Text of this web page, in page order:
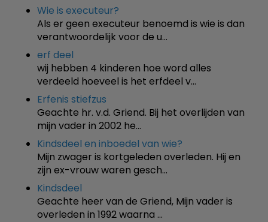
Wie is executeur?
Als er geen executeur benoemd is wie is dan
verantwoordelijk voor de u…
erf deel
wij hebben 4 kinderen hoe word alles
verdeeld hoeveel is het erfdeel v…
Erfenis stiefzus
Geachte hr. v.d. Griend. Bij het overlijden van
mijn vader in 2002 he…
Kindsdeel en inboedel van wie?
Mijn zwager is kortgeleden overleden. Hij en
zijn ex-vrouw waren gesch…
Kindsdeel
Geachte heer van de Griend, Mijn vader is
overleden in 1992 waarna …